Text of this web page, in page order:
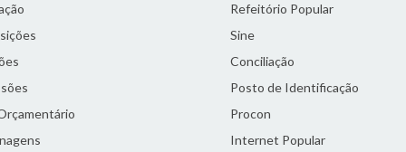
Refeitório Popular
Sine
Conciliação
Posto de Identificação
Procon
Internet Popular